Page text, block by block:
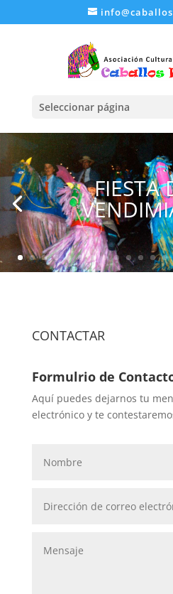
Seleccionar página
FIESTA
CONTACTAR
Formulrio de
Aquí puedes dejarnos tu
electrónico y te